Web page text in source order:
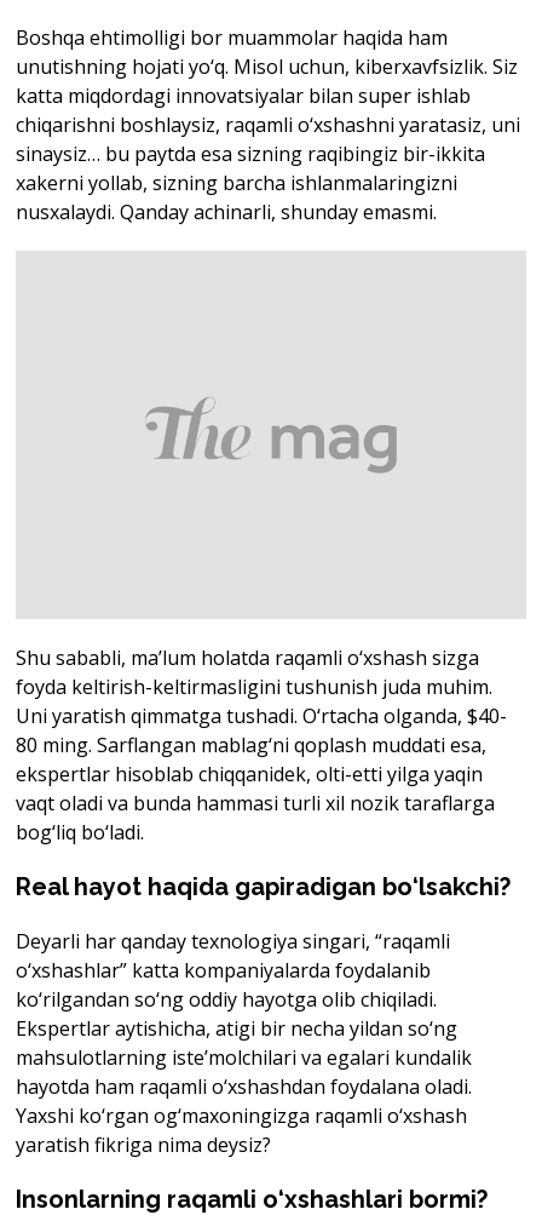
Boshqa ehtimolligi bor muammolar haqida ham
unutishning hojati yo‘q. Misol uchun, kiberxavfsizlik. Siz
katta miqdordagi innovatsiyalar bilan super ishlab
chiqarishni boshlaysiz, raqamli o‘xshashni yaratasiz, uni
sinaysiz… bu paytda esa sizning raqibingiz bir-ikkita
xakerni yollab, sizning barcha ishlanmalaringizni
nusxalaydi. Qanday achinarli, shunday emasmi.
Shu sababli, ma’lum holatda raqamli o‘xshash sizga
foyda keltirish-keltirmasligini tushunish juda muhim.
Uni yaratish qimmatga tushadi. O‘rtacha olganda, $40-
80 ming. Sarflangan mablag‘ni qoplash muddati esa,
ekspertlar hisoblab chiqqanidek, olti-etti yilga yaqin
vaqt oladi va bunda hammasi turli xil nozik taraflarga
bog‘liq bo‘ladi.
Real hayot haqida gapiradigan bo‘lsakchi?
Deyarli har qanday texnologiya singari, “raqamli
o‘xshashlar” katta kompaniyalarda foydalanib
ko‘rilgandan so‘ng oddiy hayotga olib chiqiladi.
Ekspertlar aytishicha, atigi bir necha yildan so‘ng
mahsulotlarning iste’molchilari va egalari kundalik
hayotda ham raqamli o‘xshashdan foydalana oladi.
Yaxshi ko‘rgan og‘maxoningizga raqamli o‘xshash
yaratish fikriga nima deysiz?
Insonlarning raqamli o‘xshashlari bormi?